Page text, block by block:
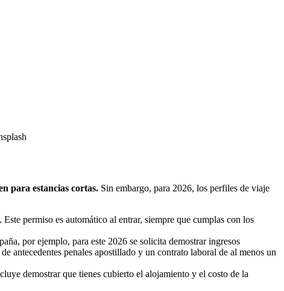
para estancias cortas. Sin embargo, para 2026, los perfiles de viaje
permiso es automático al entrar, siempre que cumplas con los
por ejemplo, para este 2026 se solicita demostrar ingresos
antecedentes penales apostillado y un contrato laboral de al menos un
demostrar que tienes cubierto el alojamiento y el costo de la